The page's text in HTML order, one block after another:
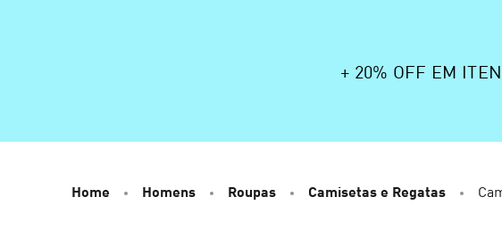
+ 20% OFF EM
Home Homens Roupas Camisetas e Regatas